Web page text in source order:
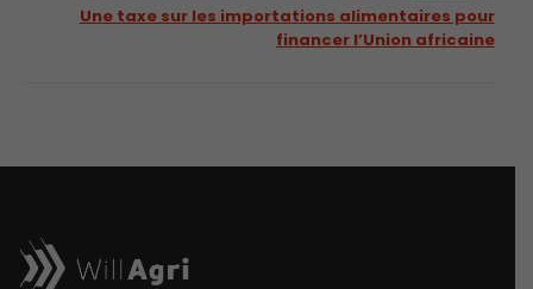
Une taxe sur les importations alimentaires pour
financer l’Union africaine